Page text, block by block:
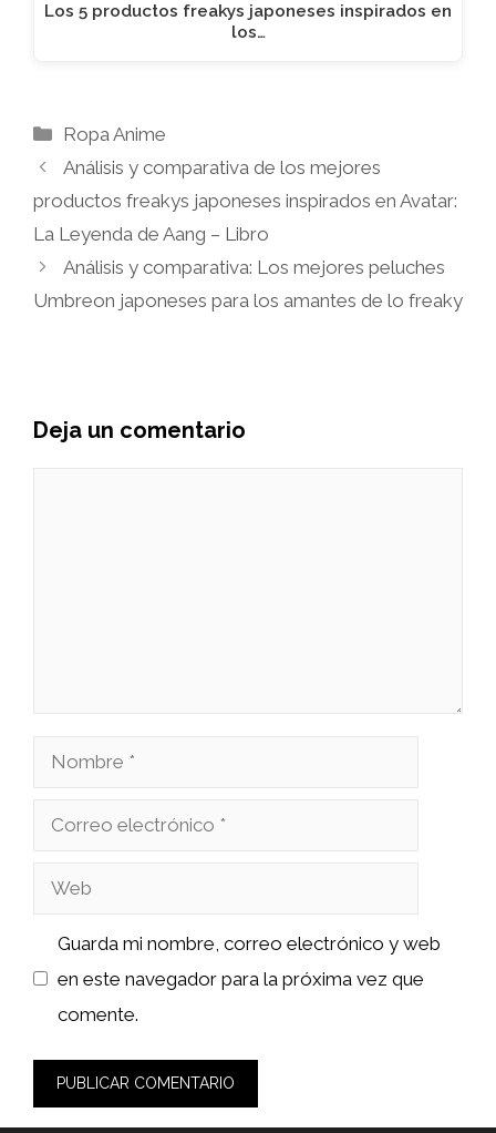
Los 5 productos freakys japoneses inspirados en
los…
Categorías
Ropa Anime
Análisis y comparativa de los mejores
productos freakys japoneses inspirados en Avatar:
La Leyenda de Aang – Libro
Análisis y comparativa: Los mejores peluches
Umbreon japoneses para los amantes de lo freaky
Deja un comentario
Nombre
Correo
Web
Guarda mi nombre, correo electrónico y web
en este navegador para la próxima vez que
comente.